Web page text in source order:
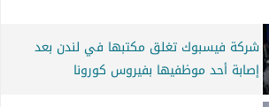
شركة فيسبوك تغلق مكتبها في لندن بعد
إصابة أحد موظفيها بفيروس كورونا